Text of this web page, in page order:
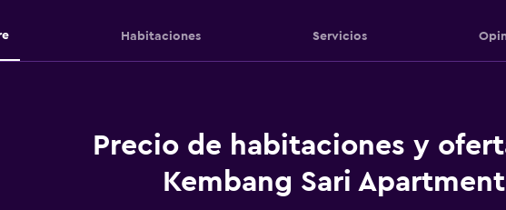
Habitaciones Servicios
Precio de habitaciones y
Kembang Sari Apartment